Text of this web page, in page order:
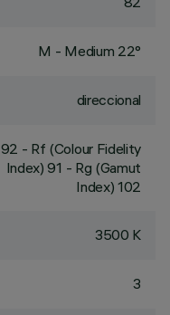
M - Medium 22°
direccional
92 - Rf (Colour Fidelity
Index) 91 - Rg (Gamut
Index) 102
3500 K
3